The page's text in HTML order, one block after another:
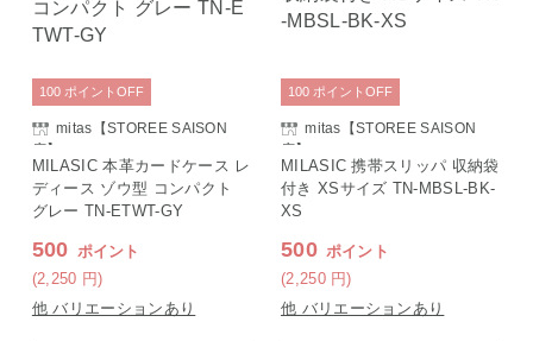
mitas【STOREE SAISON
店】
MILASIC 本革カードケース レ
ディース ゾウ型 コンパクト
グレー TN-ETWT-GY
500 ポイント
(2,250 円)
100 ポイント OFF
他 バリエーションあり
mitas【STOREE SAISON
店】
MILASIC 携帯スリッパ 収納袋
付き XSサイズ TN-MBSL-BK-
XS
500 ポイント
(2,250 円)
100 ポイント OFF
他 バリエーションあり